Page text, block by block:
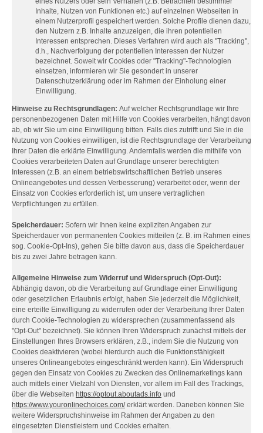
Inhalte, Nutzen von Funktionen etc.) auf einzelnen Webseiten in
einem Nutzerprofil gespeichert werden. Solche Profile dienen dazu,
den Nutzern z.B. Inhalte anzuzeigen, die ihren potentiellen
Interessen entsprechen. Dieses Verfahren wird auch als "Tracking",
d.h., Nachverfolgung der potentiellen Interessen der Nutzer
bezeichnet. Soweit wir Cookies oder "Tracking"-Technologien
einsetzen, informieren wir Sie gesondert in unserer
Datenschutzerklärung oder im Rahmen der Einholung einer
Einwilligung.
Hinweise zu Rechtsgrundlagen: Auf welcher Rechtsgrundlage wir Ihre
personenbezogenen Daten mit Hilfe von Cookies verarbeiten, hängt davon
ab, ob wir Sie um eine Einwilligung bitten. Falls dies zutrifft und Sie in die
Nutzung von Cookies einwilligen, ist die Rechtsgrundlage der Verarbeitung
Ihrer Daten die erklärte Einwilligung. Andernfalls werden die mithilfe von
Cookies verarbeiteten Daten auf Grundlage unserer berechtigten
Interessen (z.B. an einem betriebswirtschaftlichen Betrieb unseres
Onlineangebotes und dessen Verbesserung) verarbeitet oder, wenn der
Einsatz von Cookies erforderlich ist, um unsere vertraglichen
Verpflichtungen zu erfüllen.
Speicherdauer: Sofern wir Ihnen keine expliziten Angaben zur
Speicherdauer von permanenten Cookies mitteilen (z. B. im Rahmen eines
sog. Cookie-Opt-Ins), gehen Sie bitte davon aus, dass die Speicherdauer
bis zu zwei Jahre betragen kann.
Allgemeine Hinweise zum Widerruf und Widerspruch (Opt-Out):
Abhängig davon, ob die Verarbeitung auf Grundlage einer Einwilligung
oder gesetzlichen Erlaubnis erfolgt, haben Sie jederzeit die Möglichkeit,
eine erteilte Einwilligung zu widerrufen oder der Verarbeitung Ihrer Daten
durch Cookie-Technologien zu widersprechen (zusammenfassend als
"Opt-Out" bezeichnet). Sie können Ihren Widerspruch zunächst mittels der
Einstellungen Ihres Browsers erklären, z.B., indem Sie die Nutzung von
Cookies deaktivieren (wobei hierdurch auch die Funktionsfähigkeit
unseres Onlineangebotes eingeschränkt werden kann). Ein Widerspruch
gegen den Einsatz von Cookies zu Zwecken des Onlinemarketings kann
auch mittels einer Vielzahl von Diensten, vor allem im Fall des Trackings,
über die Webseiten https://optout.aboutads.info und
https://www.youronlinechoices.com/erklärt werden. Daneben können Sie
weitere Widerspruchshinweise im Rahmen der Angaben zu den
eingesetzten Dienstleistern und Cookies erhalten.